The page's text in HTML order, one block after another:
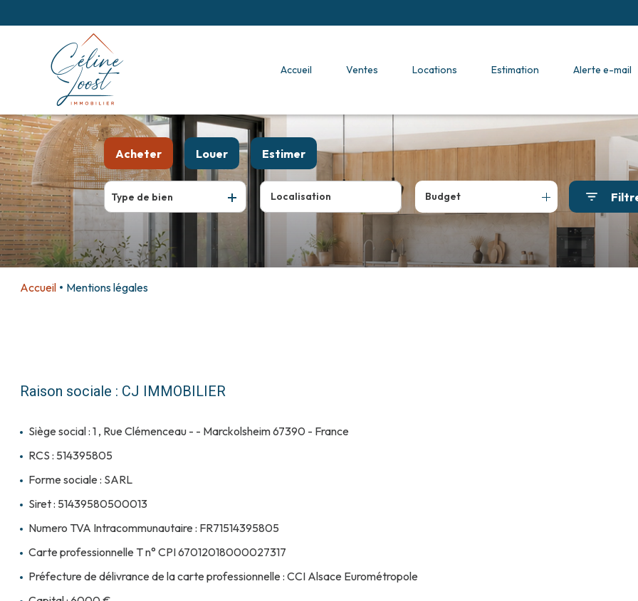
accueil ventes locations estimation alerte e-mail
Acheter
De l'ancien
Louer
à l'année
Estimer
Type de bien Budget
Accueil Mentions légales
Raison sociale : CJ IMMOBILIER
Siège social : 1 , Rue Clémenceau - - Marckolsheim 67390 - France
RCS : 514395805
Forme sociale : SARL
Siret : 51439580500013
Numero TVA Intracommunautaire : FR71514395805
Carte professionnelle T n° CPI 67012018000027317
Préfecture de délivrance de la carte professionnelle : CCI Alsace Eurométropole